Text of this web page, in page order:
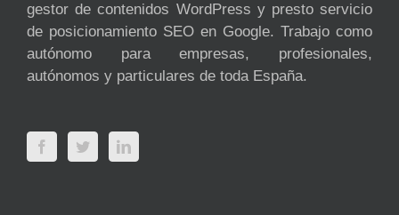
gestor de contenidos WordPress y presto servicio
de posicionamiento SEO en Google. Trabajo como
autónomo para empresas, profesionales,
autónomos y particulares de toda España.